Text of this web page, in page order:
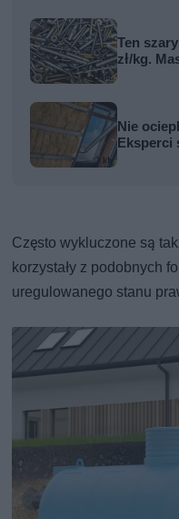
Ten
zł/kg.
Nie
Eksperci
Często wykluczone są
korzystały z podobnych
uregulowanego stanu